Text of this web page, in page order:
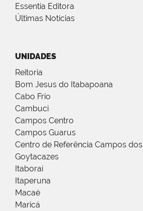
Essentia Editora
Últimas Notícias
UNIDADES
Reitoria
Bom Jesus do Itabapoana
Cabo Frio
Cambuci
Campos Centro
Campos Guarus
Centro de Referência Campos dos
Goytacazes
Itaboraí
Itaperuna
Macaé
Maricá